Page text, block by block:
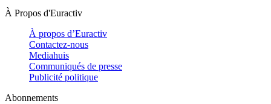
À Propos d'Euractiv
À propos d’Euractiv
Contactez-nous
Mediahuis
Communiqués de presse
Publicité politique
Abonnements